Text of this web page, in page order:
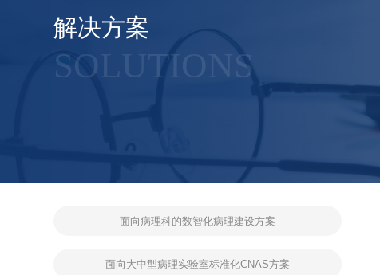
解决方案
SOLUTIONS
面向病理科的数智化病理建设方案
面向大中型病理实验室标准化CNAS方案